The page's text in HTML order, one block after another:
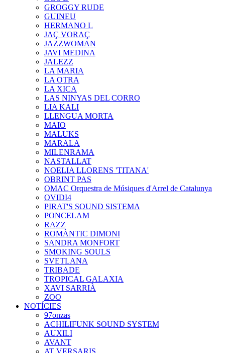
GROGGY RUDE
GUINEU
HERMANO L
JAÇ VORAÇ
JAZZWOMAN
JAVI MEDINA
JALEZZ
LA MARIA
LA OTRA
LA XICA
LAS NINYAS DEL CORRO
LIA KALI
LLENGUA MORTA
MAIO
MALUKS
MARALA
MILENRAMA
NASTALLAT
NOELIA LLORENS 'TITANA'
OBRINT PAS
OMAC Orquestra de Músiques d'Arrel de Catalunya
OVIDI4
PIRAT'S SOUND SISTEMA
PONCELAM
RAZZ
ROMÀNTIC DIMONI
SANDRA MONFORT
SMOKING SOULS
SVETLANA
TRIBADE
TROPICAL GALAXIA
XAVI SARRIÀ
ZOO
NOTÍCIES
97onzas
ACHILIFUNK SOUND SYSTEM
AUXILI
AVANT
AT VERSARIS